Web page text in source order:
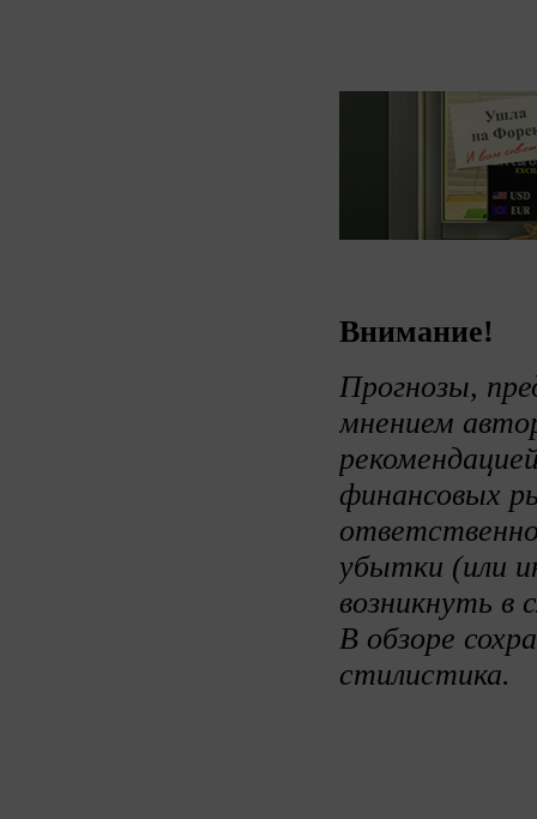
Внимание!
Прогнозы,
мнением
финансовых
убытки (или
возникнуть в
В обзоре
стилистика.